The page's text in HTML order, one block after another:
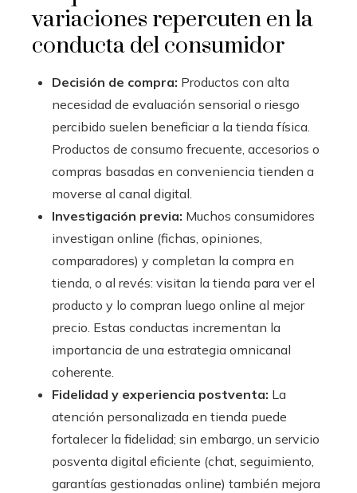
variaciones repercuten en la
conducta del consumidor
Decisión de compra: Productos con alta
necesidad de evaluación sensorial o riesgo
percibido suelen beneficiar a la tienda física.
Productos de consumo frecuente, accesorios o
compras basadas en conveniencia tienden a
moverse al canal digital.
Investigación previa: Muchos consumidores
investigan online (fichas, opiniones,
comparadores) y completan la compra en
tienda, o al revés: visitan la tienda para ver el
producto y lo compran luego online al mejor
precio. Estas conductas incrementan la
importancia de una estrategia omnicanal
coherente.
Fidelidad y experiencia postventa: La
atención personalizada en tienda puede
fortalecer la fidelidad; sin embargo, un servicio
posventa digital eficiente (chat, seguimiento,
garantías gestionadas online) también mejora